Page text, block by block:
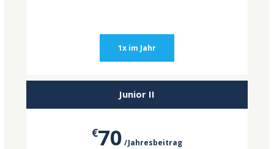
1x im Jahr
Junior II
€70 Jahresbeitrag